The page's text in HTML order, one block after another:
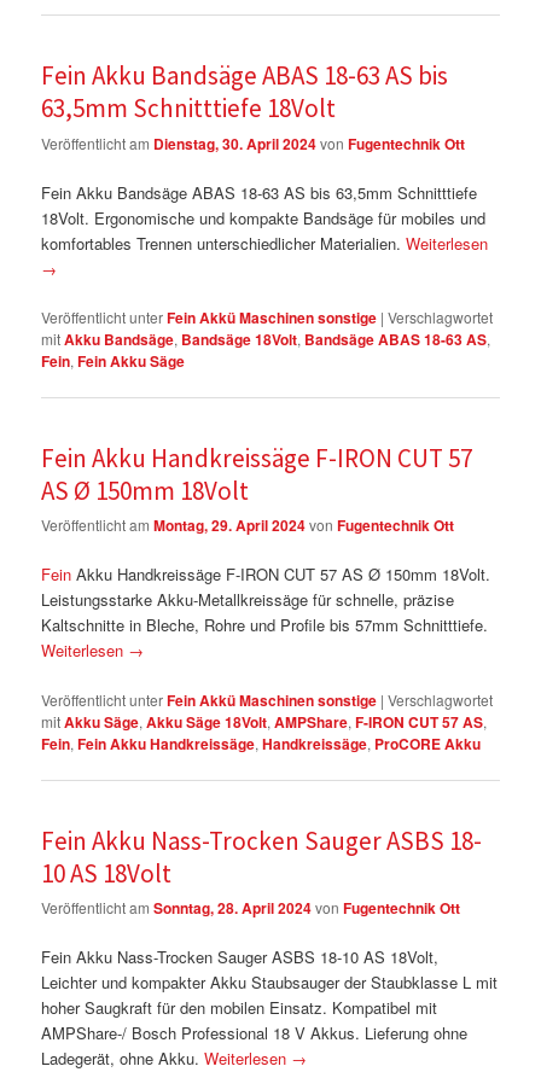
Fein Akku Bandsäge ABAS 18-63 AS bis
63,5mm Schnitttiefe 18Volt
Veröffentlicht am Dienstag, 30. April 2024vonFugentechnik Ott
Fein Akku Bandsäge ABAS 18-63 AS bis 63,5mm Schnitttiefe
18Volt. Ergonomische und kompakte Bandsäge für mobiles und
komfortables Trennen unterschiedlicher Materialien.Weiterlesen
→
Veröffentlicht unterFein Akkü Maschinen sonstige |Verschlagwortet
mitAkku Bandsäge, Bandsäge 18Volt, Bandsäge ABAS 18-63 AS,
Fein,Fein Akku Säge
Fein Akku Handkreissäge F-IRON CUT 57
AS Ø 150mm 18Volt
Veröffentlicht amMontag, 29. April 2024vonFugentechnik Ott
Fein Akku Handkreissäge F-IRON CUT 57 AS Ø 150mm 18Volt.
Leistungsstarke Akku-Metallkreissäge für schnelle, präzise
Kaltschnitte in Bleche, Rohre und Profile bis 57mm Schnitttiefe.
Weiterlesen →
Veröffentlicht unterFein Akkü Maschinen sonstige |Verschlagwortet
mitAkku Säge,Akku Säge 18Volt,AMPShare,F-IRON CUT 57 AS,
Fein,Fein Akku Handkreissäge,Handkreissäge, ProCORE Akku
Fein Akku Nass-Trocken Sauger ASBS 18-
10 AS 18Volt
Veröffentlicht amSonntag, 28. April 2024vonFugentechnik Ott
Fein Akku Nass-Trocken Sauger ASBS 18-10 AS 18Volt,
Leichter und kompakter Akku Staubsauger der Staubklasse L mit
hoher Saugkraft für den mobilen Einsatz. Kompatibel mit
AMPShare-/ Bosch Professional 18 V Akkus. Lieferung ohne
Ladegerät, ohne Akku.Weiterlesen →